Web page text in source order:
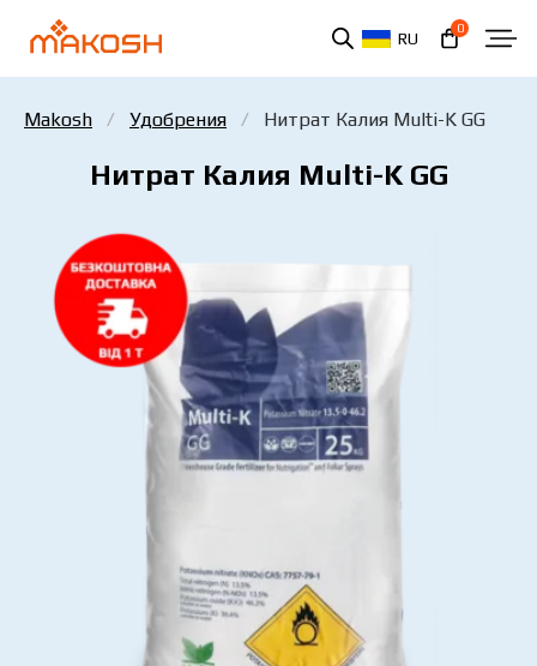
RU
0
Makosh Удобрения Нитрат Калия Multi-K GG
Нитрат Калия Multi-K GG
Вы ознакомились и соглашаетесь с политикой
защиты персональных данных.
Отправить заявку сейчас